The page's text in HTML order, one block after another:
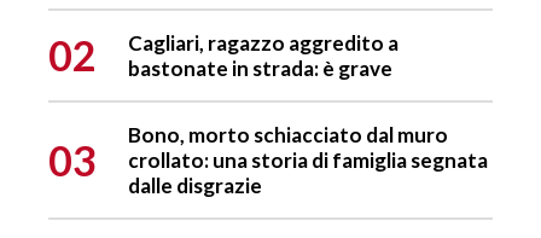
02
Cagliari, ragazzo aggredito a
bastonate in strada: è grave
03
Bono, morto schiacciato dal muro
crollato: una storia di famiglia segnata
dalle disgrazie